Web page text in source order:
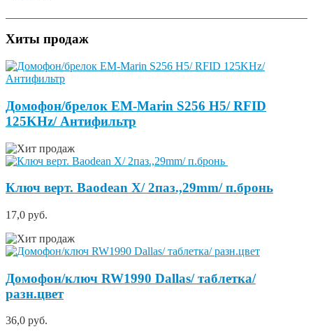
Хиты продаж
Домофон/брелок EM-Marin S256 H5/ RFID
125KHz/ Антифильтр
Ключ верт. Baodean X/ 2паз.,29mm/ п.бронь
17,0 руб.
Домофон/ключ RW1990 Dallas/ таблетка/
разн.цвет
36,0 руб.